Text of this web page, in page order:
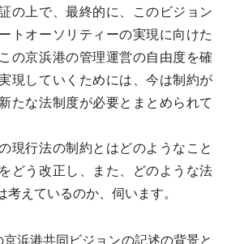
の上で、最終的に、このビジョン
トオーソリティーの実現に向けた
の京浜港の管理運営の自由度を確
現していくためには、今は制約が
たな法制度が必要とまとめられて
現行法の制約とはどのようなこと
どう改正し、また、どのような法
えているのか、伺います。
浜港共同ビジョンの記述の背景と